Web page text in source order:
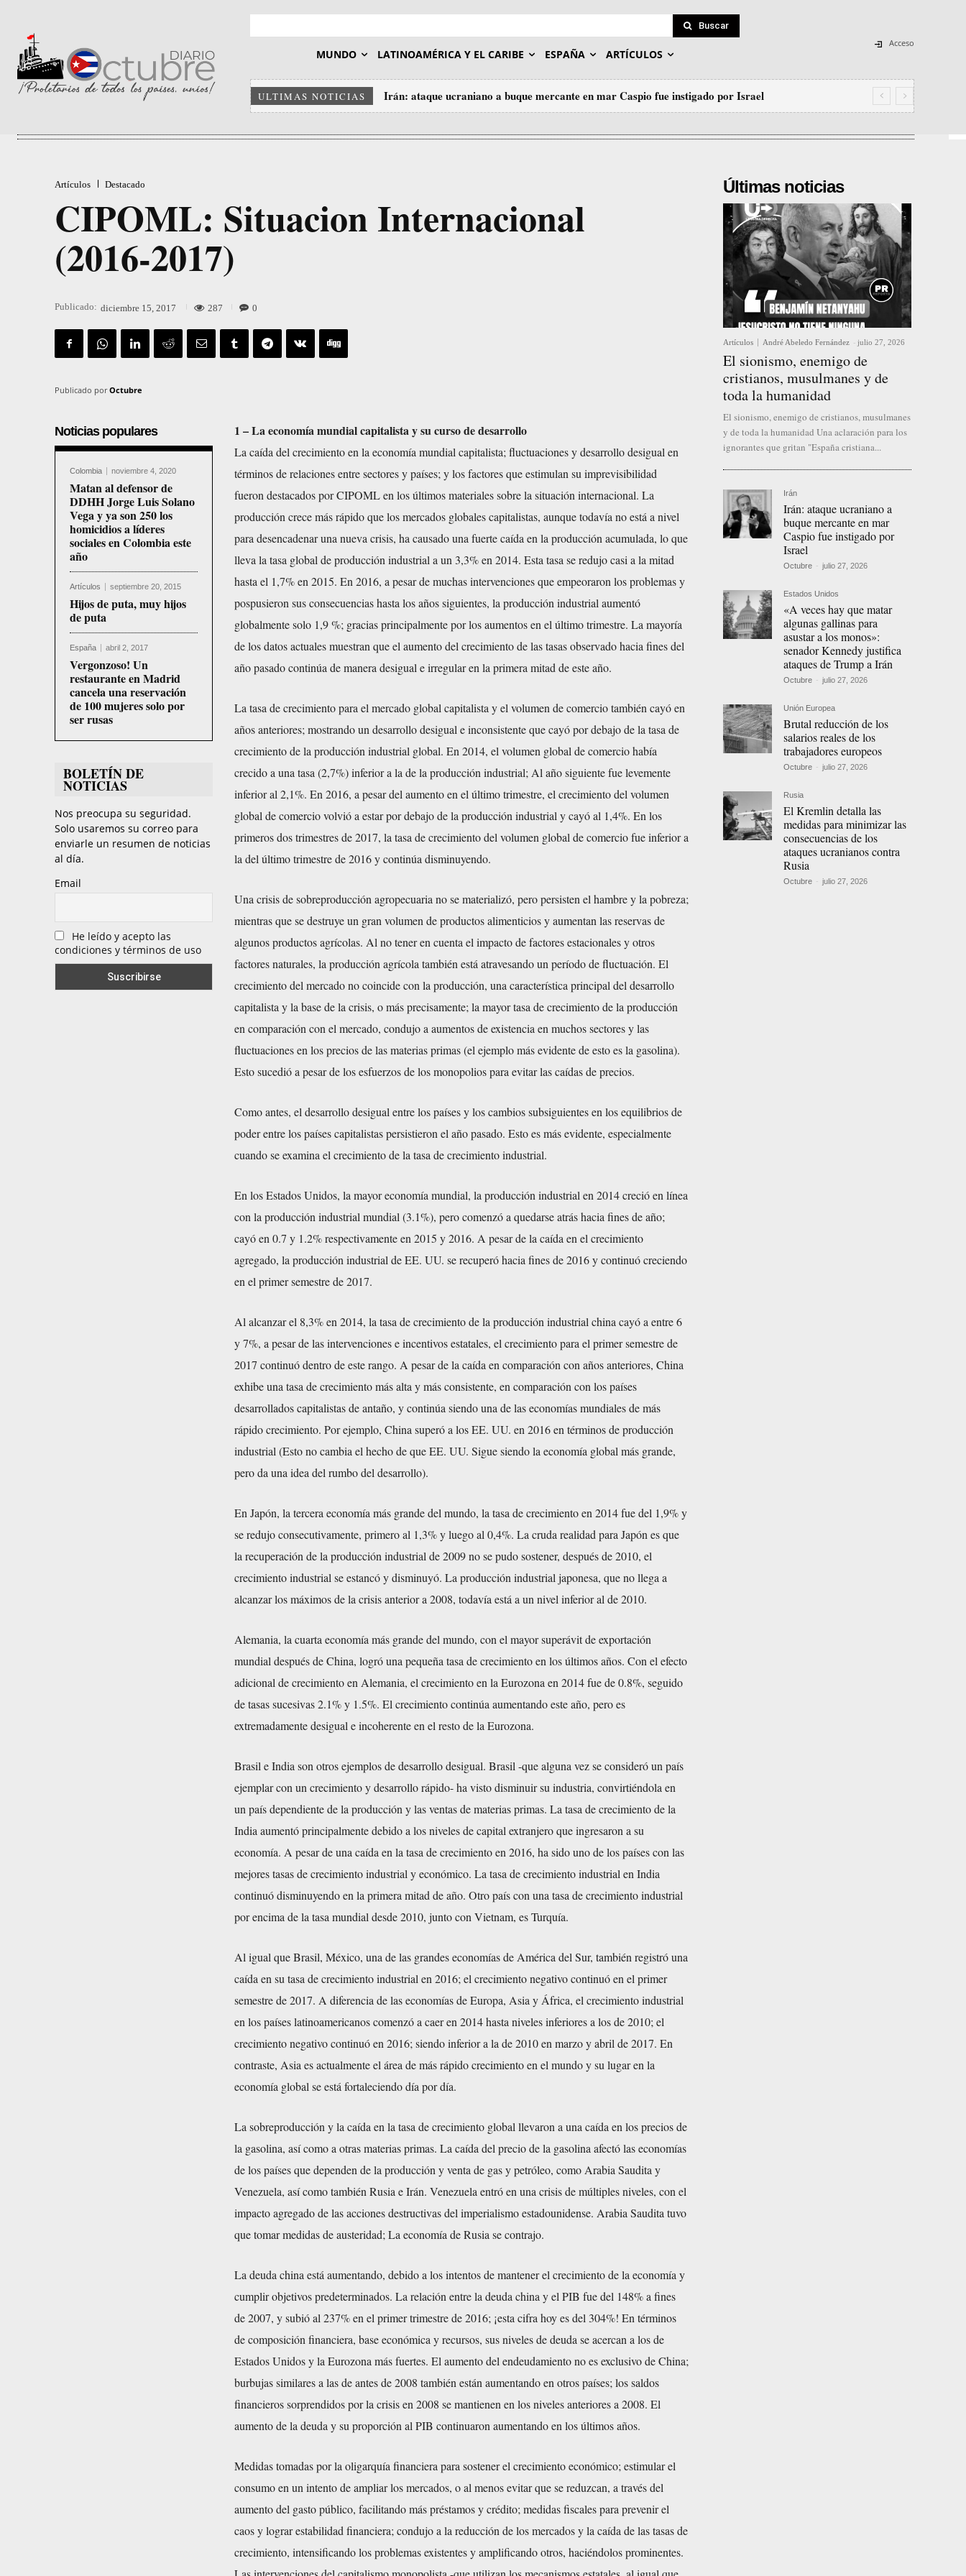
Buscar
MUNDO LATINOAMÉRICA Y EL CARIBE ESPAÑA ARTÍCULOS
Acceso
ULTIMAS NOTICIAS Irán: ataque ucraniano a buque mercante en mar Caspio fue instigado por Israel
Artículos Destacado
CIPOML: Situacion Internacional
(2016-2017)
Publicado: diciembre 15, 2017 287 0
Publicado por Octubre
Noticias populares
Colombia noviembre 4, 2020
Matan al defensor de
DDHH Jorge Luis Solano
Vega y ya son 250 los
homicidios a líderes
sociales en Colombia este
año
Artículos septiembre 20, 2015
Hijos de puta, muy hijos
de puta
España abril 2, 2017
Vergonzoso! Un
restaurante en Madrid
cancela una reservación
de 100 mujeres solo por
ser rusas
BOLETÍN DE
NOTICIAS
Nos preocupa su seguridad.
Solo usaremos su correo para
enviarle un resumen de noticias
al día.
Email
He leído y acepto las
condiciones y términos de uso
1 – La economía mundial capitalista y su curso de desarrollo
La caída del crecimiento en la economía mundial capitalista; fluctuaciones y desarrollo desigual en
términos de relaciones entre sectores y países; y los factores que estimulan su imprevisibilidad
fueron destacados por CIPOML en los últimos materiales sobre la situación internacional. La
producción crece más rápido que los mercados globales capitalistas, aunque todavía no está a nivel
para desencadenar una nueva crisis, ha causado una fuerte caída en la producción acumulada, lo que
lleva la tasa global de producción industrial a un 3,3% en 2014. Esta tasa se redujo casi a la mitad
hasta el 1,7% en 2015. En 2016, a pesar de muchas intervenciones que empeoraron los problemas y
pospusieron sus consecuencias hasta los años siguientes, la producción industrial aumentó
globalmente solo 1,9 %; gracias principalmente por los aumentos en el último trimestre. La mayoría
de los datos actuales muestran que el aumento del crecimiento de las tasas observado hacia fines del
año pasado continúa de manera desigual e irregular en la primera mitad de este año.
La tasa de crecimiento para el mercado global capitalista y el volumen de comercio también cayó en
años anteriores; mostrando un desarrollo desigual e inconsistente que cayó por debajo de la tasa de
crecimiento de la producción industrial global. En 2014, el volumen global de comercio había
crecido a una tasa (2,7%) inferior a la de la producción industrial; Al año siguiente fue levemente
inferior al 2,1%. En 2016, a pesar del aumento en el último trimestre, el crecimiento del volumen
global de comercio volvió a estar por debajo de la producción industrial y cayó al 1,4%. En los
primeros dos trimestres de 2017, la tasa de crecimiento del volumen global de comercio fue inferior a
la del último trimestre de 2016 y continúa disminuyendo.
Una crisis de sobreproducción agropecuaria no se materializó, pero persisten el hambre y la pobreza;
mientras que se destruye un gran volumen de productos alimenticios y aumentan las reservas de
algunos productos agrícolas. Al no tener en cuenta el impacto de factores estacionales y otros
factores naturales, la producción agrícola también está atravesando un período de fluctuación. El
crecimiento del mercado no coincide con la producción, una característica principal del desarrollo
capitalista y la base de la crisis, o más precisamente; la mayor tasa de crecimiento de la producción
en comparación con el mercado, condujo a aumentos de existencia en muchos sectores y las
fluctuaciones en los precios de las materias primas (el ejemplo más evidente de esto es la gasolina).
Esto sucedió a pesar de los esfuerzos de los monopolios para evitar las caídas de precios.
Como antes, el desarrollo desigual entre los países y los cambios subsiguientes en los equilibrios de
poder entre los países capitalistas persistieron el año pasado. Esto es más evidente, especialmente
cuando se examina el crecimiento de la tasa de crecimiento industrial.
En los Estados Unidos, la mayor economía mundial, la producción industrial en 2014 creció en línea
con la producción industrial mundial (3.1%), pero comenzó a quedarse atrás hacia fines de año;
cayó en 0.7 y 1.2% respectivamente en 2015 y 2016. A pesar de la caída en el crecimiento
agregado, la producción industrial de EE. UU. se recuperó hacia fines de 2016 y continuó creciendo
en el primer semestre de 2017.
Al alcanzar el 8,3% en 2014, la tasa de crecimiento de la producción industrial china cayó a entre 6
y 7%, a pesar de las intervenciones e incentivos estatales, el crecimiento para el primer semestre de
2017 continuó dentro de este rango. A pesar de la caída en comparación con años anteriores, China
exhibe una tasa de crecimiento más alta y más consistente, en comparación con los países
desarrollados capitalistas de antaño, y continúa siendo una de las economías mundiales de más
rápido crecimiento. Por ejemplo, China superó a los EE. UU. en 2016 en términos de producción
industrial (Esto no cambia el hecho de que EE. UU. Sigue siendo la economía global más grande,
pero da una idea del rumbo del desarrollo).
En Japón, la tercera economía más grande del mundo, la tasa de crecimiento en 2014 fue del 1,9% y
se redujo consecutivamente, primero al 1,3% y luego al 0,4%. La cruda realidad para Japón es que
la recuperación de la producción industrial de 2009 no se pudo sostener, después de 2010, el
crecimiento industrial se estancó y disminuyó. La producción industrial japonesa, que no llega a
alcanzar los máximos de la crisis anterior a 2008, todavía está a un nivel inferior al de 2010.
Alemania, la cuarta economía más grande del mundo, con el mayor superávit de exportación
mundial después de China, logró una pequeña tasa de crecimiento en los últimos años. Con el efecto
adicional de crecimiento en Alemania, el crecimiento en la Eurozona en 2014 fue de 0.8%, seguido
de tasas sucesivas 2.1% y 1.5%. El crecimiento continúa aumentando este año, pero es
extremadamente desigual e incoherente en el resto de la Eurozona.
Brasil e India son otros ejemplos de desarrollo desigual. Brasil -que alguna vez se consideró un país
ejemplar con un crecimiento y desarrollo rápido- ha visto disminuir su industria, convirtiéndola en
un país dependiente de la producción y las ventas de materias primas. La tasa de crecimiento de la
India aumentó principalmente debido a los niveles de capital extranjero que ingresaron a su
economía. A pesar de una caída en la tasa de crecimiento en 2016, ha sido uno de los países con las
mejores tasas de crecimiento industrial y económico. La tasa de crecimiento industrial en India
continuó disminuyendo en la primera mitad de año. Otro país con una tasa de crecimiento industrial
por encima de la tasa mundial desde 2010, junto con Vietnam, es Turquía.
Al igual que Brasil, México, una de las grandes economías de América del Sur, también registró una
caída en su tasa de crecimiento industrial en 2016; el crecimiento negativo continuó en el primer
semestre de 2017. A diferencia de las economías de Europa, Asia y África, el crecimiento industrial
en los países latinoamericanos comenzó a caer en 2014 hasta niveles inferiores a los de 2010; el
crecimiento negativo continuó en 2016; siendo inferior a la de 2010 en marzo y abril de 2017. En
contraste, Asia es actualmente el área de más rápido crecimiento en el mundo y su lugar en la
economía global se está fortaleciendo día por día.
La sobreproducción y la caída en la tasa de crecimiento global llevaron a una caída en los precios de
la gasolina, así como a otras materias primas. La caída del precio de la gasolina afectó las economías
de los países que dependen de la producción y venta de gas y petróleo, como Arabia Saudita y
Venezuela, así como también Rusia e Irán. Venezuela entró en una crisis de múltiples niveles, con el
impacto agregado de las acciones destructivas del imperialismo estadounidense. Arabia Saudita tuvo
que tomar medidas de austeridad; La economía de Rusia se contrajo.
La deuda china está aumentando, debido a los intentos de mantener el crecimiento de la economía y
cumplir objetivos predeterminados. La relación entre la deuda china y el PIB fue del 148% a fines
de 2007, y subió al 237% en el primer trimestre de 2016; ¡esta cifra hoy es del 304%! En términos
de composición financiera, base económica y recursos, sus niveles de deuda se acercan a los de
Estados Unidos y la Eurozona más fuertes. El aumento del endeudamiento no es exclusivo de China;
burbujas similares a las de antes de 2008 también están aumentando en otros países; los saldos
financieros sorprendidos por la crisis en 2008 se mantienen en los niveles anteriores a 2008. El
aumento de la deuda y su proporción al PIB continuaron aumentando en los últimos años.
Medidas tomadas por la oligarquía financiera para sostener el crecimiento económico; estimular el
consumo en un intento de ampliar los mercados, o al menos evitar que se reduzcan, a través del
aumento del gasto público, facilitando más préstamos y crédito; medidas fiscales para prevenir el
caos y lograr estabilidad financiera; condujo a la reducción de los mercados y la caída de las tasas de
crecimiento, intensificando los problemas existentes y amplificando otros, haciéndolos prominentes.
Últimas noticias
Artículos André Abeledo Fernández - julio 27, 2026
El sionismo, enemigo de
cristianos, musulmanes y de
toda la humanidad
El sionismo, enemigo de cristianos, musulmanes
y de toda la humanidad Una aclaración para los
ignorantes que gritan "España cristiana...
Irán
Irán: ataque ucraniano a
buque mercante en mar
Caspio fue instigado por
Israel
Octubre - julio 27, 2026
Estados Unidos
«A veces hay que matar
algunas gallinas para
asustar a los monos»:
senador Kennedy justifica
ataques de Trump a Irán
Octubre - julio 27, 2026
Unión Europea
Brutal reducción de los
salarios reales de los
trabajadores europeos
Octubre - julio 27, 2026
Rusia
El Kremlin detalla las
medidas para minimizar las
consecuencias de los
ataques ucranianos contra
Rusia
Octubre - julio 27, 2026